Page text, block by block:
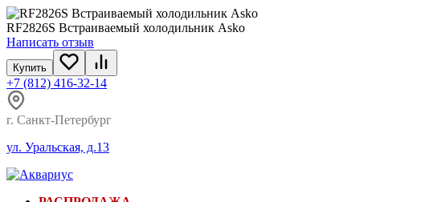
RF2826S Встраиваемый холодильник Asko
Написать отзыв
Купить
+7 (812) 416-32-14
г. Санкт-Петербург
ул. Уральская, д.13